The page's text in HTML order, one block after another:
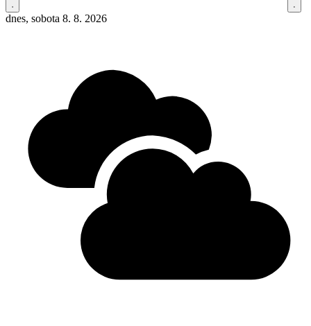
dnes, sobota 8. 8. 2026